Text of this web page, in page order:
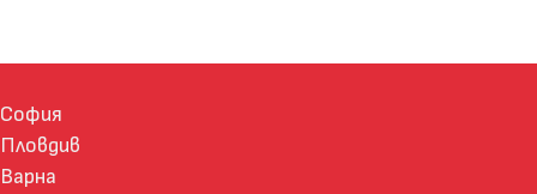
София
Пловдив
Варна